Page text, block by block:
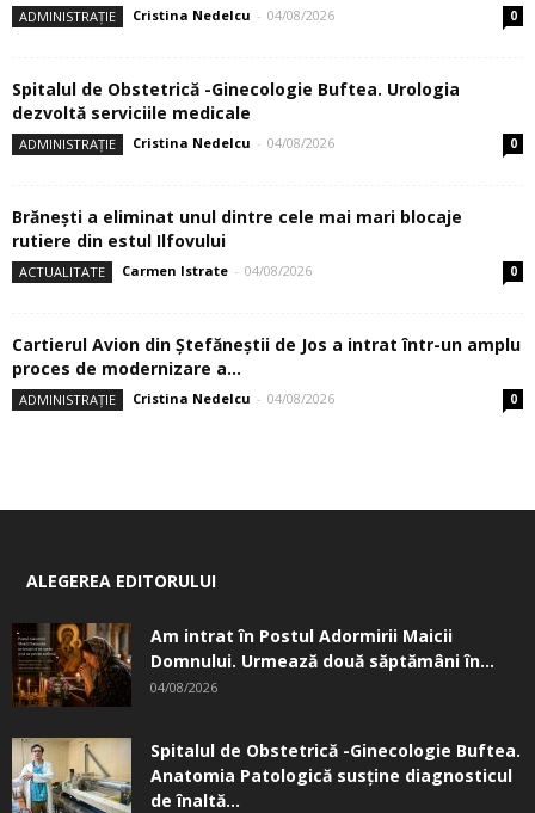
ADMINISTRAȚIE Cristina Nedelcu - 04/08/2026 0
Spitalul de Obstetrică -Ginecologie Buftea. Urologia
dezvoltă serviciile medicale
ADMINISTRAȚIE Cristina Nedelcu - 04/08/2026 0
Brănești a eliminat unul dintre cele mai mari blocaje
rutiere din estul Ilfovului
ACTUALITATE Carmen Istrate - 04/08/2026 0
Cartierul Avion din Ştefăneştii de Jos a intrat într-un amplu
proces de modernizare a...
ADMINISTRAȚIE Cristina Nedelcu - 04/08/2026 0
ALEGEREA EDITORULUI
Am intrat în Postul Adormirii Maicii
Domnului. Urmează două săptămâni în...
04/08/2026
Spitalul de Obstetrică -Ginecologie Buftea.
Anatomia Patologică susţine diagnosticul
de înaltă...